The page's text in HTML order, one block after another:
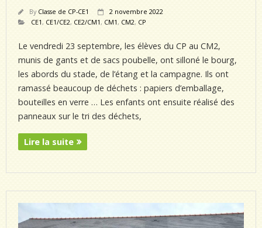
By Classe de CP-CE1
2 novembre 2022
CE1 , CE1/CE2, CE2/CM1 , CM1 , CM2, CP
Le vendredi 23 septembre, les élèves du CP au CM2,
munis de gants et de sacs poubelle, ont silloné le bourg,
les abords du stade, de l’étang et la campagne. Ils ont
ramassé beaucoup de déchets : papiers d’emballage,
bouteilles en verre … Les enfants ont ensuite réalisé des
panneaux sur le tri des déchets,
Lire la suite